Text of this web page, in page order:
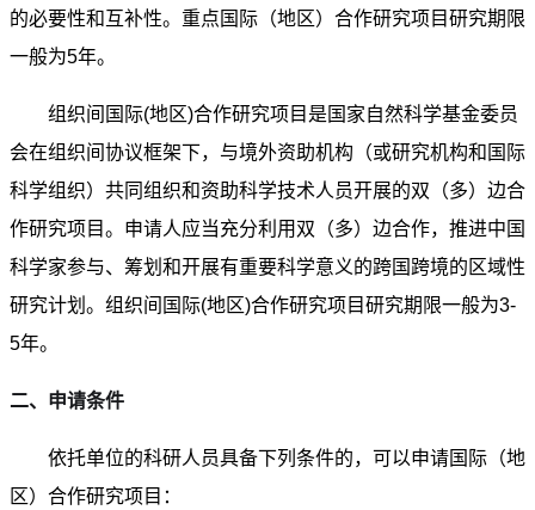
的必要性和互补性。重点国际（地区）合作研究项目研究期限
一般为5年。
组织间国际(地区)合作研究项目是国家自然科学基金委员
会在组织间协议框架下，与境外资助机构（或研究机构和国际
科学组织）共同组织和资助科学技术人员开展的双（多）边合
作研究项目。申请人应当充分利用双（多）边合作，推进中国
科学家参与、筹划和开展有重要科学意义的跨国跨境的区域性
研究计划。组织间国际(地区)合作研究项目研究期限一般为3-
5年。
二、申请条件
依托单位的科研人员具备下列条件的，可以申请国际（地
区）合作研究项目：